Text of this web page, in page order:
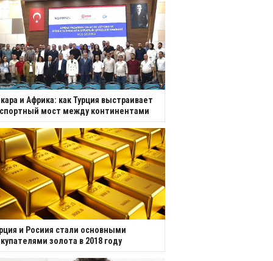
и Африка: как Турция выстраивает
мост между континентами
и Росиия стали основными
золота в 2018 году